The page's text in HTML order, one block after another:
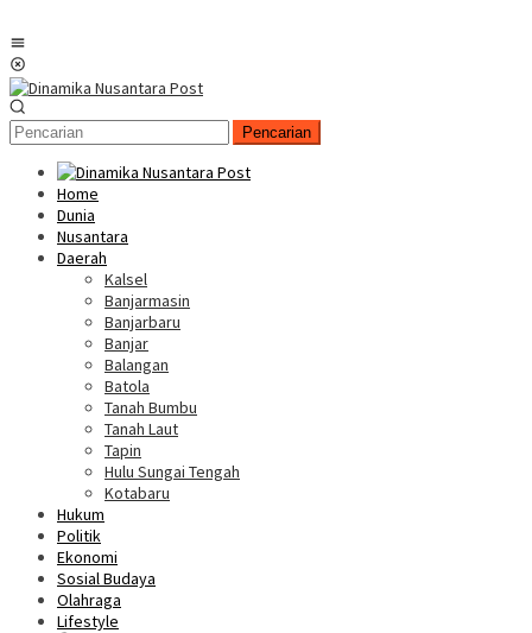
Pencarian
Home
Dunia
Nusantara
Daerah
Kalsel
Banjarmasin
Banjarbaru
Banjar
Balangan
Batola
Tanah Bumbu
Tanah Laut
Tapin
Hulu Sungai Tengah
Kotabaru
Hukum
Politik
Ekonomi
Sosial Budaya
Olahraga
Lifestyle